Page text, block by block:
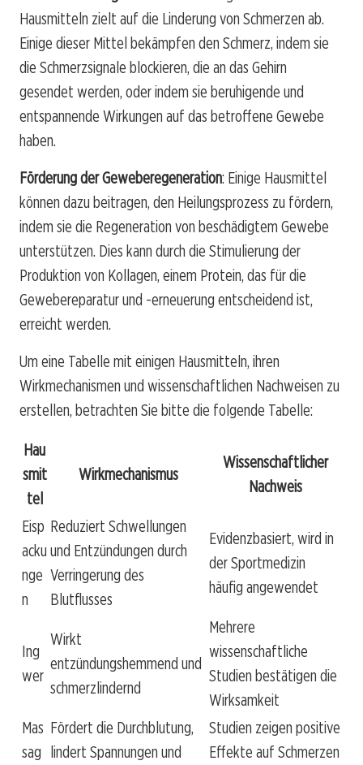
Hausmitteln zielt auf die Linderung von Schmerzen ab.
Einige dieser Mittel bekämpfen den Schmerz, indem sie
die Schmerzsignale blockieren, die an das Gehirn
gesendet werden, oder indem sie beruhigende und
entspannende Wirkungen auf das betroffene Gewebe
haben.
Förderung der Geweberegeneration: Einige Hausmittel
können dazu beitragen, den Heilungsprozess zu fördern,
indem sie die Regeneration von beschädigtem Gewebe
unterstützen. Dies kann durch die Stimulierung der
Produktion von Kollagen, einem Protein, das für die
Gewebereparatur und -erneuerung entscheidend ist,
erreicht werden.
Um eine Tabelle mit einigen Hausmitteln, ihren
Wirkmechanismen und wissenschaftlichen Nachweisen zu
erstellen, betrachten Sie bitte die folgende Tabelle:
Hau
smit
tel
Wirkmechanismus
Wissenschaftlicher
Nachweis
Eisp
acku
nge
n
Reduziert Schwellungen
und Entzündungen durch
Verringerung des
Blutflusses
Evidenzbasiert, wird in
der Sportmedizin
häufig angewendet
Ing
wer
Wirkt
entzündungshemmend und
schmerzlindernd
Mehrere
wissenschaftliche
Studien bestätigen die
Wirksamkeit
Mas
sag
Fördert die Durchblutung,
lindert Spannungen und
Studien zeigen positive
Effekte auf Schmerzen